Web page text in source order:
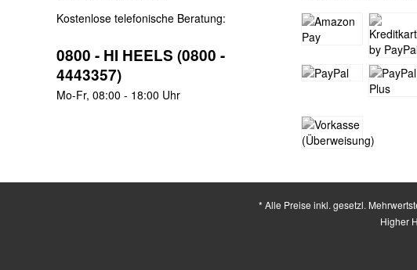
Kostenlose telefonische Beratung:
0800 - HI HEELS (0800 -
4443357)
Mo-Fr, 08:00 - 18:00 Uhr
* Alle Preise inkl. gesetzl.
Higher